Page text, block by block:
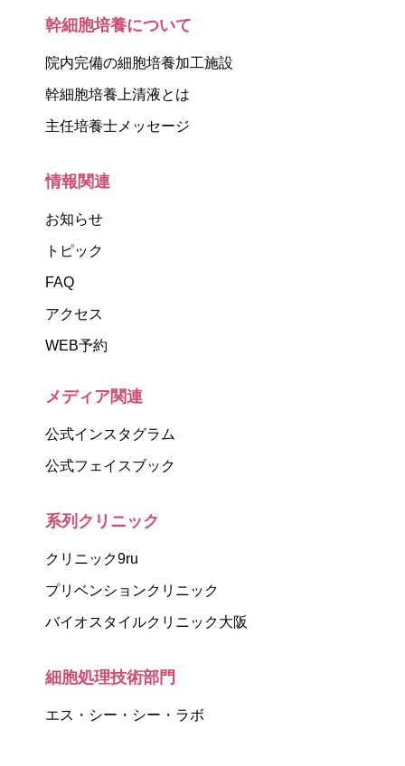
幹細胞培養について
院内完備の細胞培養加工施設
幹細胞培養上清液とは
主任培養士メッセージ
情報関連
お知らせ
トピック
FAQ
アクセス
WEB予約
メディア関連
公式インスタグラム
公式フェイスブック
系列クリニック
クリニック9ru
プリベンションクリニック
バイオスタイルクリニック大阪
細胞処理技術部門
エス・シー・シー・ラボ